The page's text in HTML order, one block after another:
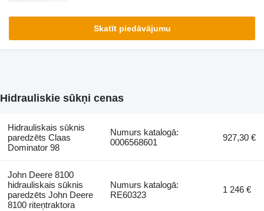
Skatīt piedāvājumu
Hidrauliskie sūkņi cenas
Hidrauliskais sūknis
paredzēts Claas
Dominator 98
Numurs katalogā:
0006568601
927,30 €
John Deere 8100
hidrauliskais sūknis
paredzēts John Deere
8100 riteņtraktora
Numurs katalogā:
RE60323
1 246 €